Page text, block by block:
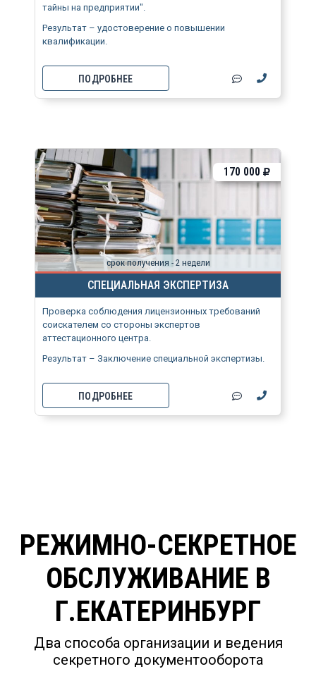
тайны на предприятии".
Результат – удостоверение о повышении
квалификации.
ПОДРОБНЕЕ
срок получения - 2 недели
СПЕЦИАЛЬНАЯ ЭКСПЕРТИЗА
170 000
Проверка соблюдения лицензионных требований
соискателем со стороны экспертов
аттестационного центра.
Результат – Заключение специальной экспертизы.
ПОДРОБНЕЕ
РЕЖИМНО-СЕКРЕТНОЕ
ОБСЛУЖИВАНИЕ В
Г.ЕКАТЕРИНБУРГ
Два способа организации и ведения
секретного документооборота